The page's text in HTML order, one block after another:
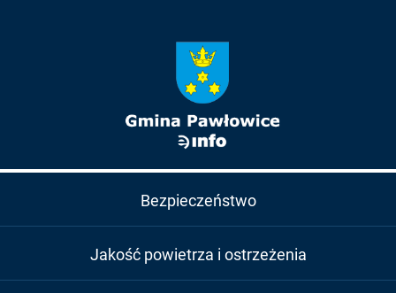
Bezpieczeństwo
Jakość powietrza i ostrzeżenia